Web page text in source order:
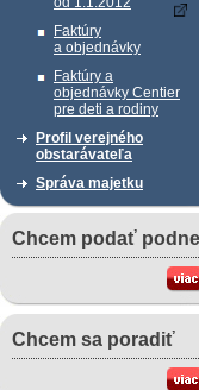
Faktúry
a objednávky
Faktúry a
objednávky Centier
pre deti a rodiny
Profil verejného
obstarávateľa
Správa majetku
Chcem podať
Chcem sa poradiť